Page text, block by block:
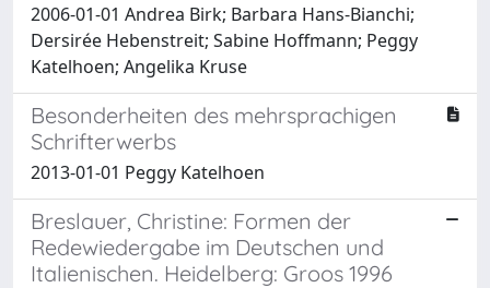
2006-01-01 Andrea Birk; Barbara Hans-Bianchi;
Dersirée Hebenstreit; Sabine Hoffmann; Peggy
Katelhoen; Angelika Kruse
Besonderheiten des mehrsprachigen
Schrifterwerbs
2013-01-01 Peggy Katelhoen
Breslauer, Christine: Formen der
Redewiedergabe im Deutschen und
Italienischen. Heidelberg: Groos 1996